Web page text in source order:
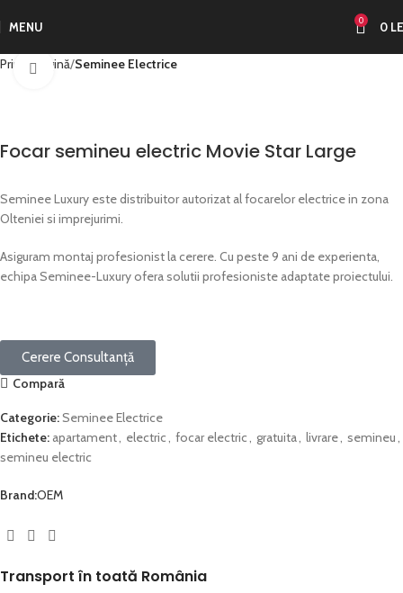
MENU 0 0
Prima pagină Seminee Electrice
Click to enlarge
Focar semineu electric Movie Star Large
Seminee Luxury este distribuitor autorizat al focarelor electrice in zona
Olteniei si imprejurimi.
Asiguram montaj profesionist la cerere. Cu peste 9 ani de experienta,
echipa Seminee-Luxury ofera solutii profesioniste adaptate proiectului.
Cerere Consultanță
Compară
Categorie:Seminee Electrice
Etichete: apartament, electric, focar electric, gratuita, livrare, semineu,
semineu electric
Brand:OEM
Transport în toată România​